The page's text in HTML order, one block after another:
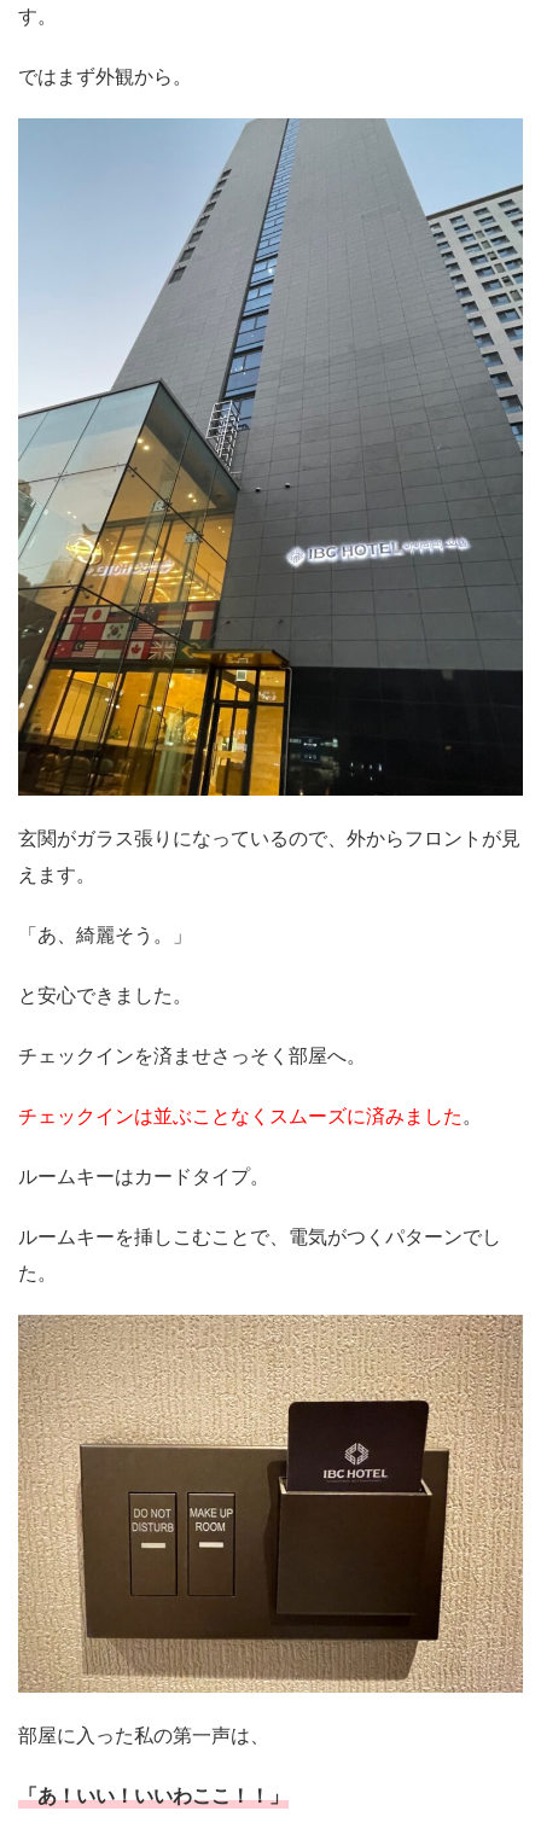
す。
ではまず外観から。
玄関がガラス張りになっているので、外からフロントが見
えます。
「あ、綺麗そう。」
と安心できました。
チェックインを済ませさっそく部屋へ。
チェックインは並ぶことなくスムーズに済みました。
ルームキーはカードタイプ。
ルームキーを挿しこむことで、電気がつくパターンでし
た。
部屋に入った私の第一声は、
「あ！いい！いいわここ！！」